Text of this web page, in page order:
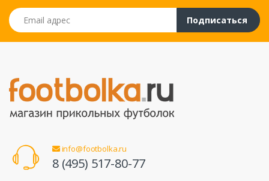
Email адрес
Подписаться
info@footbolka.ru
8 (495) 517-80-77